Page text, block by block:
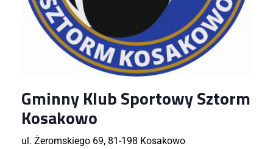
Gminny Klub Sportowy Sztorm
Kosakowo
ul. Żeromskiego 69, 81-198 Kosakowo